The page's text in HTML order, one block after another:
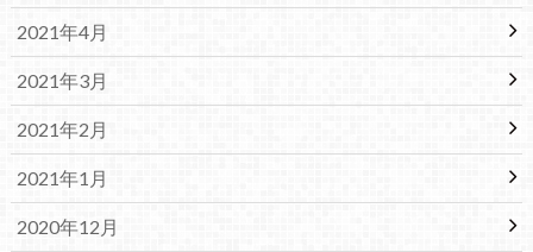
2021年4月
2021年3月
2021年2月
2021年1月
2020年12月